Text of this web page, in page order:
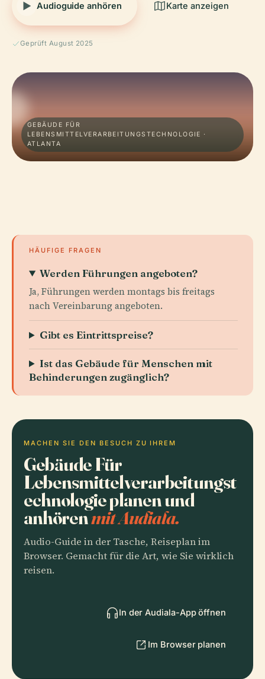
Audioguide anhören Karte anzeigen
Geprüft August 2025
GEBÄUDE FÜR
LEBENSMITTELVERARBEITUNGSTECHNOLOGIE ·
ATLANTA
HÄUFIGE FRAGEN
Werden Führungen angeboten?
Ja, Führungen werden montags bis freitags
nach Vereinbarung angeboten.
Gibt es Eintrittspreise?
Ist das Gebäude für Menschen mit
Behinderungen zugänglich?
MACHEN SIE DEN BESUCH ZU IHREM
Gebäude Für
Lebensmittelverarbeitungst
echnologie planen und
anhörenmit Audiala.
Audio-Guide in der Tasche, Reiseplan im
Browser. Gemacht für die Art, wie Sie wirklich
reisen.
In der Audiala-App öffnen
Im Browser planen